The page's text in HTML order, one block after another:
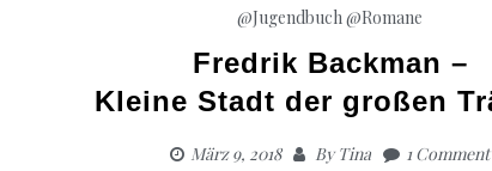
@Jugendbuch@Romane
Fredrik Backman –
Kleine Stadt der großen
März 9, 2018 ByTina 1 Comment